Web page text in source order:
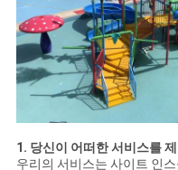
1. 당신이 어떠한 서비스를
우리의 서비스는 사이트 인